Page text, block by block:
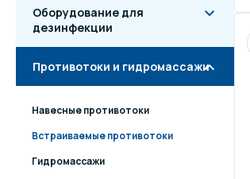
Оборудование для
дезинфекции
Противотоки и гидромассажи
Навесные противотоки
Встраиваемые противотоки
Гидромассажи